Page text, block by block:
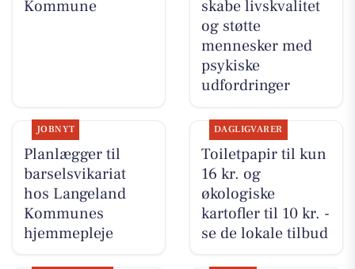
Kommune
skabe livskvalitet
og støtte
mennesker med
psykiske
udfordringer
JOBNYT
Planlægger til
barselsvikariat
hos Langeland
Kommunes
hjemmepleje
DAGLIGVARER
Toiletpapir til kun
16 kr. og
økologiske
kartofler til 10 kr. -
se de lokale tilbud